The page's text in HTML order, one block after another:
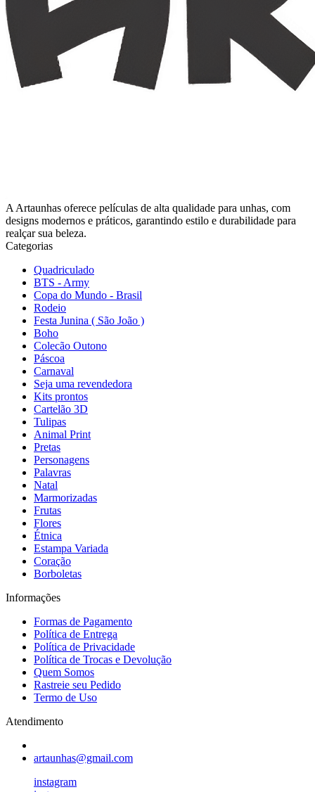
A Artaunhas oferece películas de alta qualidade para unhas, com
designs modernos e práticos, garantindo estilo e durabilidade para
realçar sua beleza.
Categorias
Quadriculado
BTS - Army
Copa do Mundo - Brasil
Rodeio
Festa Junina ( São João )
Boho
Colecão Outono
Páscoa
Carnaval
Seja uma revendedora
Kits prontos
Cartelão 3D
Tulipas
Animal Print
Pretas
Personagens
Palavras
Natal
Marmorizadas
Frutas
Flores
Étnica
Estampa Variada
Coração
Borboletas
Informações
Formas de Pagamento
Política de Entrega
Política de Privacidade
Política de Trocas e Devolução
Quem Somos
Rastreie seu Pedido
Termo de Uso
Atendimento
artaunhas@gmail.com
instagram